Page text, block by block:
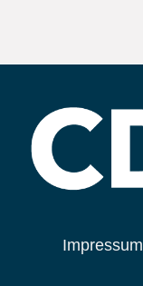
Impressum